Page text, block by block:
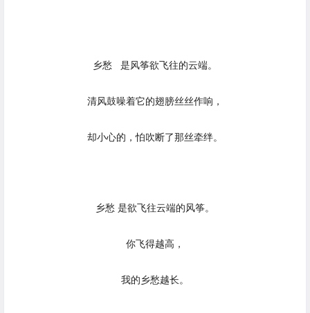
乡愁 是风筝欲飞往的云端。
清风鼓噪着它的翅膀丝丝作响，
却小心的，怕吹断了那丝牵绊。
乡愁 是欲飞往云端的风筝。
你飞得越高，
我的乡愁越长。